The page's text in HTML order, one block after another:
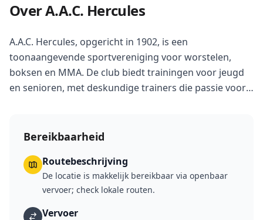
Over A.A.C. Hercules
A.A.C. Hercules, opgericht in 1902, is een
toonaangevende sportvereniging voor worstelen,
boksen en MMA. De club biedt trainingen voor jeugd
en senioren, met deskundige trainers die passie voor
Bereikbaarheid
Routebeschrijving
De locatie is makkelijk bereikbaar via openbaar
vervoer; check lokale routen.
Vervoer